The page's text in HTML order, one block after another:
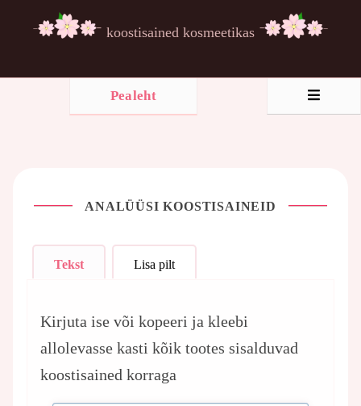
koostisained kosmeetikas
Pealeht
ANALÜÜSI KOOSTISAINEID
Tekst Lisa pilt
Kirjuta ise või kopeeri ja kleebi
allolevasse kasti kõik tootes sisalduvad
koostisained korraga